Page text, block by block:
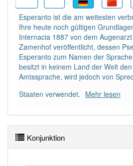
Häufigkeit: 4 von 10
Wörter mit Endung-esperanto: 1
Wörter mit Endung-esperanto
anderen Artikeldas : 0
83% unserer Spielapp-Nutzer
Esperanto ist die am weitesten
Ihre heute noch gültigen
Internacia 1887 von dem
Zamenhof veröffentlicht, dessen
Esperanto zum Namen der
besitzt in keinem Land der Welt
Amtssprache, wird jedoch von
Staaten verwendet. Mehr lesen
Konjunktion